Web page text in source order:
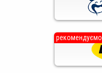
рекомендуємо